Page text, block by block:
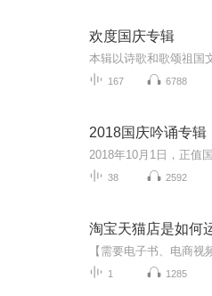
欢度国庆专辑
167 6788
2018国庆吟诵专辑
38 2592
淘宝天猫店是如何
1 1285